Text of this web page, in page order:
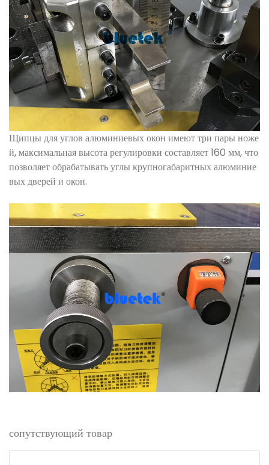
Щипцы для углов алюминиевых окон имеют три пары ноже
й, максимальная высота регулировки составляет 160 мм, что
позволяет обрабатывать углы крупногабаритных алюминие
вых дверей и окон.
сопутствующий товар